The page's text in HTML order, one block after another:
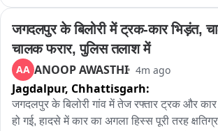
वर्षीय मोनू पुत्र शीतल सिंहरौर ने घर के कमरे में फांसी
कर ली। काफी देर तक कमरे का दरवाजा नहीं
किशोर फंदे से लटका मिला। घटना की सूचना मिलते ही
पुलिस और फॉरेंसिक टीम मौके पर पहुंची और साक्ष्य
परिजनों के अनुसार किशोर पिछले कुछ दिनों से
परिवार ने उससे कई बार वजह जानने की कोशिश
जगदलपुर के बिलोरी में ट्रक-कार भिड़ंत,
चालक फरार, पुलिस तलाश में
AA ANOOP AWASTHI 4m ago
Jagdalpur, Chhattisgarh:
जगदलपुर के बिलोरी गांव में तेज रफ्तार ट्रक और
हो गई, हादसे में कार का अगला हिस्स पूरी तरह